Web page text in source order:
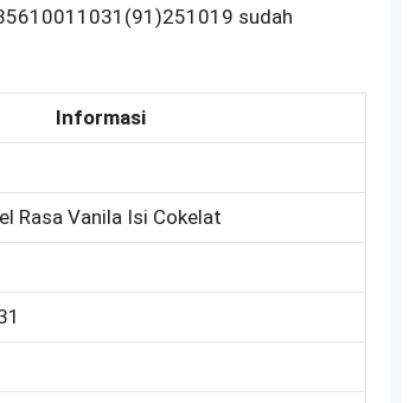
sudah
Informasi
Rasa Vanila Isi Cokelat